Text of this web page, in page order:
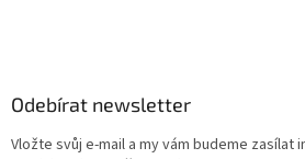
Odebírat newsletter
Vložte svůj e-mail a my vám budeme zasílat